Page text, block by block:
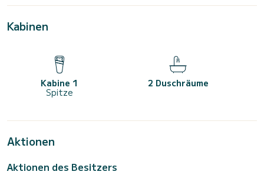
Kabinen
Kabine 1
Spitze
2 Duschräume
Aktionen
Aktionen des Besitzers